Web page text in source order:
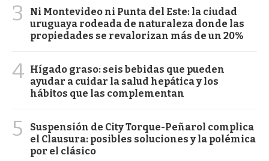
3
Ni Montevideo ni Punta del Este: la ciudad
uruguaya rodeada de naturaleza donde las
propiedades se revalorizan más de un 20%
4 Hígado graso: seis bebidas que pueden
ayudar a cuidar la salud hepática y los
hábitos que las complementan
5
Suspensión de City Torque-Peñarol complica
el Clausura: posibles soluciones y la polémica
por el clásico